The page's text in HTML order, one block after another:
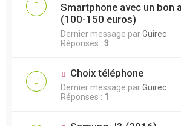
Smartphone avec un bon
(100-150 euros)
Dernier message parGuirec
Réponses : 3
Choix téléphone
Dernier message parGuirec
Réponses : 1